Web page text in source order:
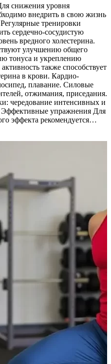
снижения уровня
внедрить в свою жизнь
тренировки
сердечно-сосудистую
вредного холестерина.
улучшению общего
тонуса и укреплению
также способствует
в крови. Кардио-
плавание. Силовые
отжимания, приседания.
чередование интенсивных и
упражнения Для
эффекта рекомендуется…